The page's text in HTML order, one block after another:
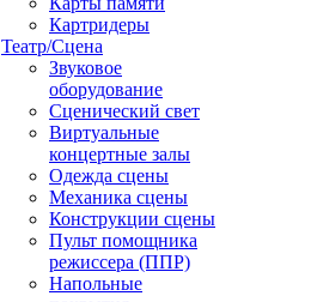
Картридеры
Театр/Сцена
Звуковое
оборудование
Сценический свет
Виртуальные
концертные залы
Одежда сцены
Механика сцены
Конструкции сцены
Пульт помощника
режиссера (ППР)
Напольные